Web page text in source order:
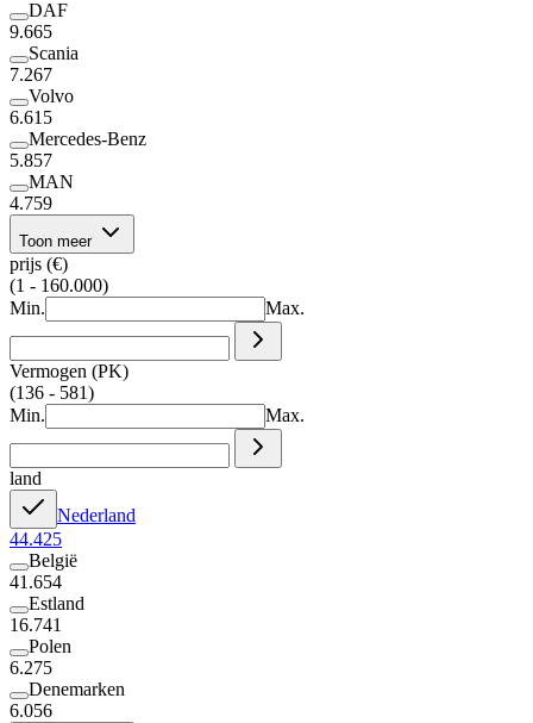
DAF
9.665
Scania
7.267
Volvo
6.615
Mercedes-Benz
5.857
MAN
4.759
Toon meer
prijs (€)
(1 - 160.000)
Min.
Max.
Vermogen (PK)
(136 - 581)
Min.
Max.
land
Nederland
44.425
België
41.654
Estland
16.741
Polen
6.275
Denemarken
6.056